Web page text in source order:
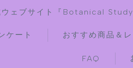
ウェブサイト『Botanical Study
ケート おすすめ商品＆
FAQ
【最新】
★全種/ア